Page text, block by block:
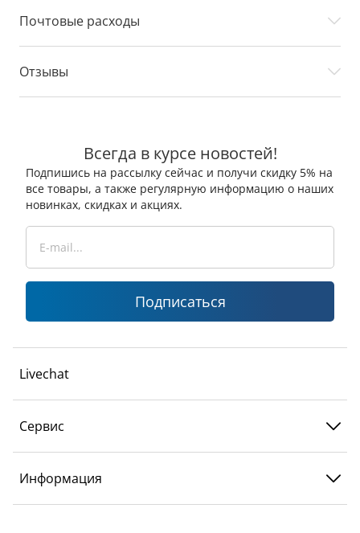
Почтовые расходы
Отзывы
Всегда в курсе новостей!
Подпишись на рассылку сейчас и получи скидку 5% на
все товары, а также регулярную информацию о наших
новинках, скидках и акциях.
Подписаться
Livechat
Сервис
Информация